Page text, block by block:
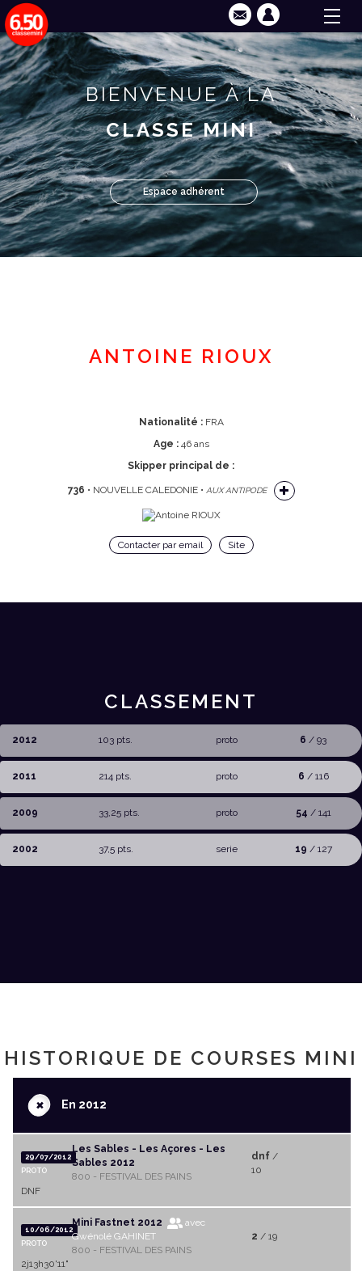
BIENVENUE À LA
CLASSE MINI
Espace adhérent
ANTOINE RIOUX
Nationalité :FRA
Age :46 ans
Skipper principal de :
736 • NOUVELLE CALEDONIE • AUX ANTIPODE
Contacter par email Site
CLASSEMENT
2012 103 pts. proto 6 / 93
2011 214 pts. proto 6 / 116
2009 33,25 pts. proto 54 / 141
2002 37,5 pts. serie 19 / 127
HISTORIQUE DE COURSES MINI
+En 2012
29/07/2012
PROTO
Les Sables - Les Açores - Les
Sables 2012
800 - FESTIVAL DES PAINS
dnf/
10
DNF
10/06/2012
PROTO
Mini Fastnet 2012
avec
Gwénolé GAHINET
800 - FESTIVAL DES PAINS
2 / 19
2j13h30'11"